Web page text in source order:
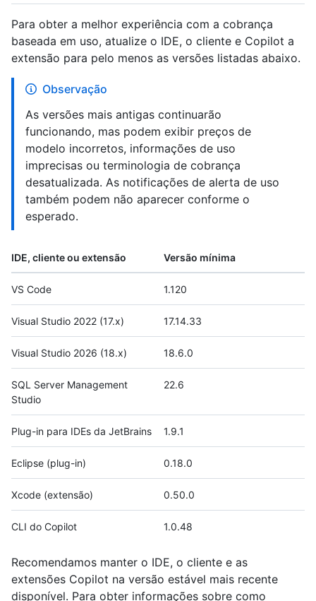
Para obter a melhor experiência com a cobrança
baseada em uso, atualize o IDE, o cliente e Copilot a
extensão para pelo menos as versões listadas abaixo.
Observação
As versões mais antigas continuarão
funcionando, mas podem exibir preços de
modelo incorretos, informações de uso
imprecisas ou terminologia de cobrança
desatualizada. As notificações de alerta de uso
também podem não aparecer conforme o
esperado.
IDE, cliente ou extensão Versão mínima
VS Code 1.120
Visual Studio 2022 (17.x) 17.14.33
Visual Studio 2026 (18.x) 18.6.0
SQL Server Management
Studio
22.6
Plug-in para IDEs da JetBrains 1.9.1
Eclipse (plug-in) 0.18.0
Xcode (extensão) 0.50.0
CLI do Copilot 1.0.48
Recomendamos manter o IDE, o cliente e as
extensões Copilot na versão estável mais recente
disponível. Para obter informações sobre como